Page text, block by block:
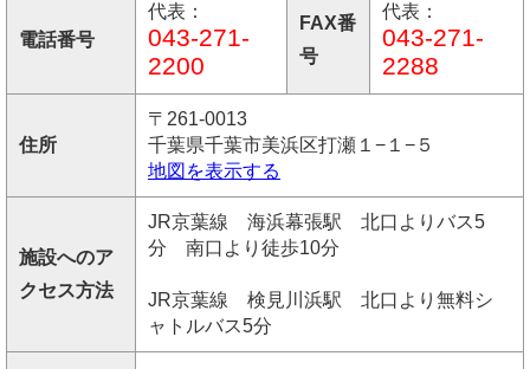
電話番号
代表：
043-271-
2200
FAX番
号
代表：
043-271-
2288
住所
〒261-0013
千葉県千葉市美浜区打瀬１−１−５
地図を表示する
施設へのア
クセス方法
JR京葉線 海浜幕張駅 北口よりバス5
分 南口より徒歩10分
JR京葉線 検見川浜駅 北口より無料シ
ャトルバス5分